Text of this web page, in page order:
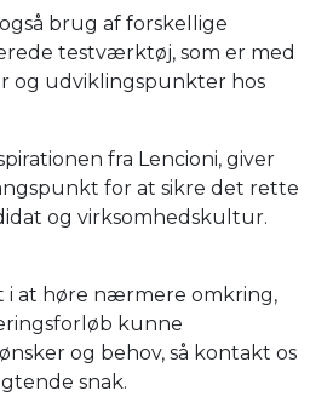
brug af forskellige
testværktøj, som er med
og udviklingspunkter hos
fra Lencioni, giver
for at sikre det rette
og virksomhedskultur.
i at høre nærmere omkring,
kunne
og behov, så kontakt os
snak.